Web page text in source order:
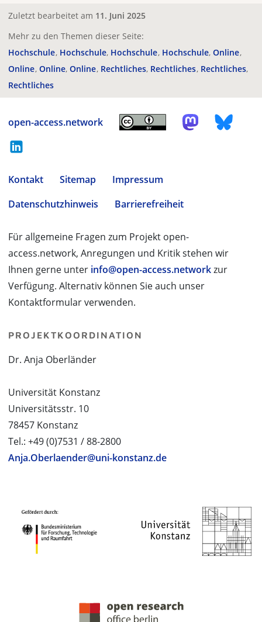
Zuletzt bearbeitet am 11. Juni 2025
Mehr zu den Themen dieser Seite:
Hochschule Hochschule Hochschule Hochschule Online
Online Online Online Rechtliches Rechtliches Rechtliches
Rechtliches
open-access.network
Kontakt Sitemap
Impressum
Datenschutzhinweis
Barrierefreiheit
Für allgemeine Fragen zum Projekt open-
access.network, Anregungen und Kritik stehen wir
Ihnen gerne unter info@open-access.networkzur
Verfügung. Alternativ können Sie auch unser
Kontaktformular verwenden.
PROJEKTKOORDINATION
Dr. Anja Oberländer
Universität Konstanz
Universitätsstr. 10
78457 Konstanz
Tel.: +49 (0)7531 / 88-2800
Anja.Oberlaender@uni-konstanz.de